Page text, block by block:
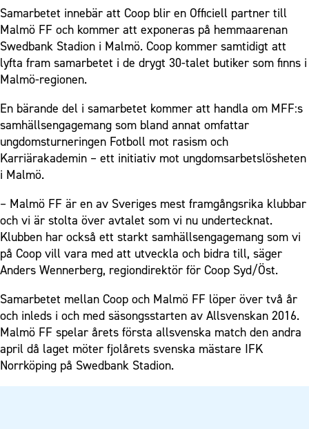
Skolakademier
Fonder
Policydokument
Personuppgiftspolicy
Samarbetet innebär att Coop blir en Officiell partner till
Malmö FF och kommer att exponeras på hemmaarenan
Swedbank Stadion i Malmö. Coop kommer samtidigt att
lyfta fram samarbetet i de drygt 30-talet butiker som finns i
Malmö-regionen.
En bärande del i samarbetet kommer att handla om MFF:s
samhällsengagemang som bland annat omfattar
ungdomsturneringen Fotboll mot rasism och
Karriärakademin – ett initiativ mot ungdomsarbetslösheten
i Malmö.
– Malmö FF är en av Sveriges mest framgångsrika klubbar
och vi är stolta över avtalet som vi nu undertecknat.
Klubben har också ett starkt samhällsengagemang som vi
på Coop vill vara med att utveckla och bidra till, säger
Anders Wennerberg, regiondirektör för Coop Syd/Öst.
Samarbetet mellan Coop och Malmö FF löper över två år
och inleds i och med säsongsstarten av Allsvenskan 2016.
Malmö FF spelar årets första allsvenska match den andra
april då laget möter fjolårets svenska mästare IFK
Norrköping på Swedbank Stadion.